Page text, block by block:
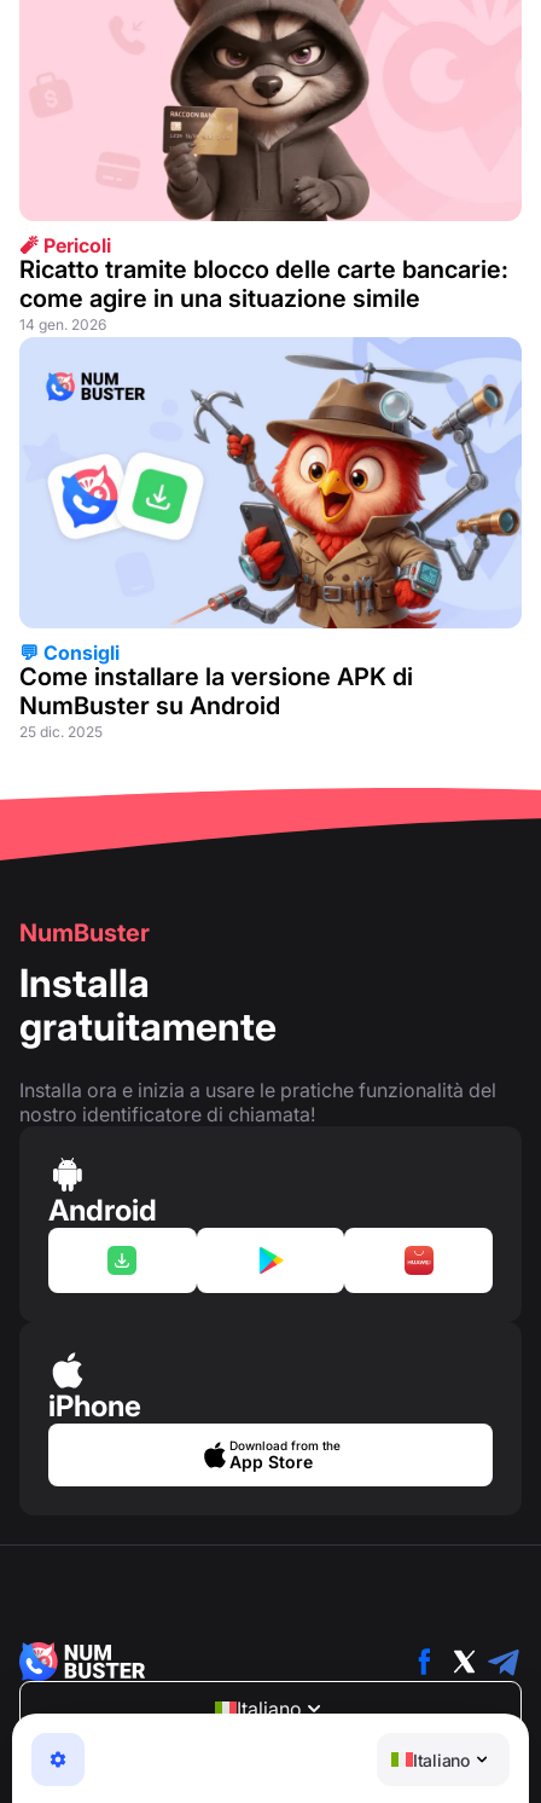
Italiano
🧨 Pericoli
Ricatto tramite blocco delle carte bancarie:
come agire in una situazione simile
14 gen. 2026
💬 Consigli
Come installare la versione APK di
NumBuster su Android
25 dic. 2025
NumBuster
Installa
gratuitamente
Installa ora e inizia a usare le pratiche funzionalità del
nostro identificatore di chiamata!
Android
iPhone
Download from the
App Store
Italiano
NumBuster © 2013—2026 ·
support@numbuster.com
Un'app facile da usare che ti protegge da truffe